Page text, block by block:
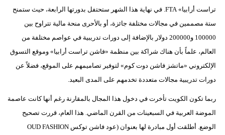
تراست أرابيا» FTA. في نهاية هذا الشهر ستحتفل بدورتها الرابعة، حيث ستمنح
ستة مصممين في مجالات مختلفة جائزة، أو بالأحرى منحة مالية تتراوح بين
100000 و200000 دولار بالإضافة إلى دورات تدريبية في عواصم مختلفة من
العالم، علماً بأن هناك شراكة بين منظمة «فاشن تراست أرابيا» وموقع التسوق
الإلكتروني «ماتشز فاشن دوت كوم» لتوفير تصاميمهم على الموقع، فضلاً عن
دورات تدريبية مجالات متعددة تخدمهم على المدى البعيد.
ربما تكون الكويت تأخرت في دخول هذا المجال بالمقارنة رغم أنها كانت عاصمة
الموضة العربية في السبعينات من القرن الماضي. هذا العام، قررت تصحيح
الوضع. أطلقت أول مبادرة لها بعنوان (عود فاشن توكس OUD FASHION